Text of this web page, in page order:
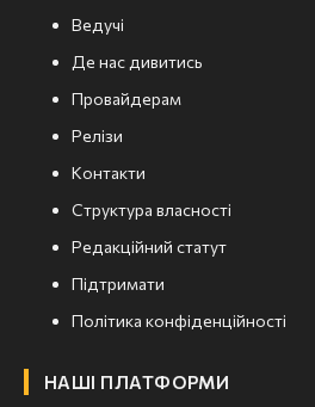
Ведучі
Де нас дивитись
Провайдерам
Релізи
Контакти
Структура власності
Редакційний статут
Підтримати
Політика конфіденційності
НАШІ ПЛАТФОРМИ